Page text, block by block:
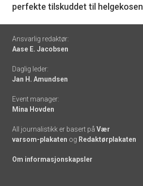
perfekte tilskuddet til helgekosen
Footer
-
links
Ansvarlig redaktør:
Aase E. Jacobsen
Daglig leder:
Jan H. Amundsen
Event manager:
Mina Hovden
All journalistikk er basert på Vær
varsom-plakaten og Redaktørplakaten
Om informasjonskapsler